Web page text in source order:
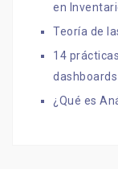
en
Teoría de
14
¿Qué es